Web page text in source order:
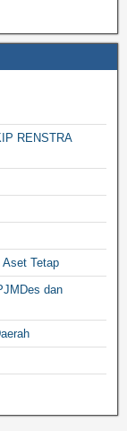
RENSTRA
Tetap
dan